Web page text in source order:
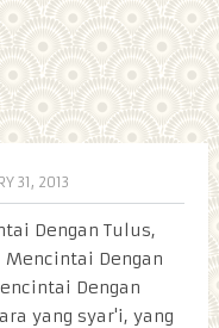
31, 2013
Dengan Tulus,
Mencintai Dengan
Dengan
yang syar'i, yang